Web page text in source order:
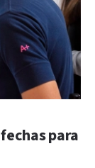
para